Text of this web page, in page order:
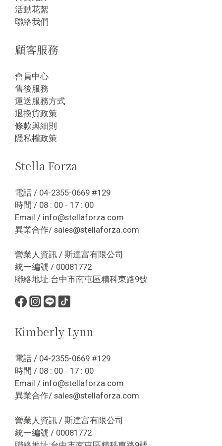
活動花絮
聯絡我們
顧客服務
會員中心
售後服務
運送服務方式
退換貨政策
條款與細則
隱私權政策
Stella Forza
電話 / 04-2355-0669 #129
時間 / 08 : 00 - 17 : 00
Email / info@stellaforza.com
異業合作/ sales@stellaforza.com
營業人資訊 / 斯達富有限公司
統一編號 / 00081772
聯絡地址:台中市南屯區精科東路9號
Kimberly Lynn
電話 / 04-2355-0669 #129
時間 / 08 : 00 - 17 : 00
Email / info@stellaforza.com
異業合作/ sales@stellaforza.com
營業人資訊 / 斯達富有限公司
統一編號 / 00081772